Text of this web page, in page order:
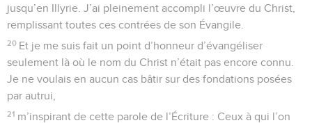
jusqu’en Illyrie. J’ai pleinement accompli l’œuvre du Christ,
remplissant toutes ces contrées de son Évangile.
20 Et je me suis fait un point d’honneur d’évangéliser
seulement là où le nom du Christ n’était pas encore connu.
Je ne voulais en aucun cas bâtir sur des fondations posées
par autrui,
21 m’inspirant de cette parole de l’Écriture : Ceux à qui l’on